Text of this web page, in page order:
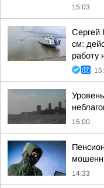
15:03
Сергей
см:
работу
15:00
14:33